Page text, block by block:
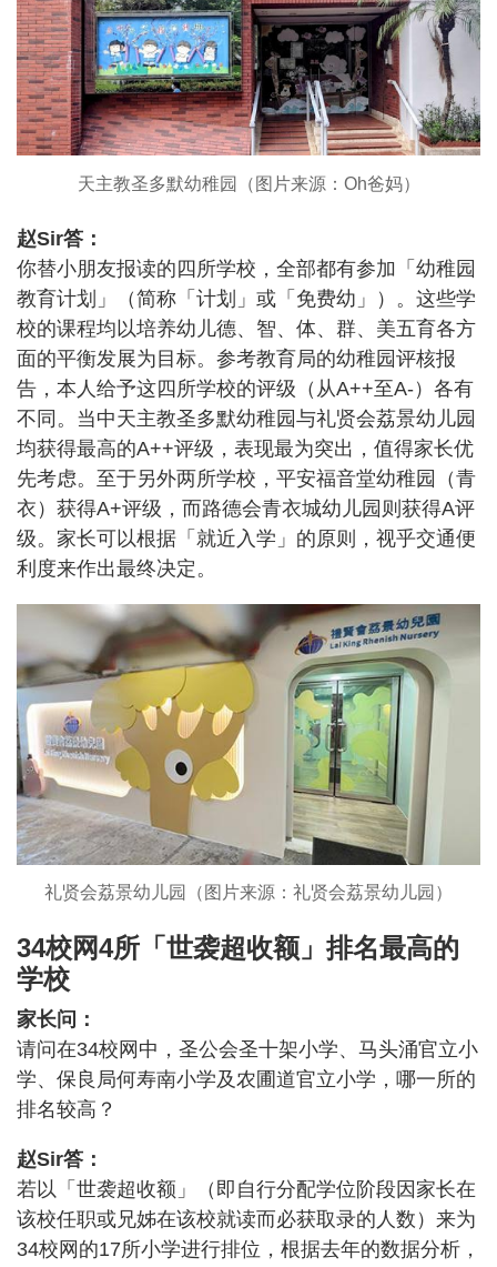
天主教圣多默幼稚园（图片来源：Oh爸妈）
赵Sir答：
你替小朋友报读的四所学校，全部都有参加「幼稚园
教育计划」（简称「计划」或「免费幼」）。这些学
校的课程均以培养幼儿德、智、体、群、美五育各方
面的平衡发展为目标。参考教育局的幼稚园评核报
告，本人给予这四所学校的评级（从A++至A-）各有
不同。当中天主教圣多默幼稚园与礼贤会荔景幼儿园
均获得最高的A++评级，表现最为突出，值得家长优
先考虑。至于另外两所学校，平安福音堂幼稚园（青
衣）获得A+评级，而路德会青衣城幼儿园则获得A评
级。家长可以根据「就近入学」的原则，视乎交通便
利度来作出最终决定。
礼贤会荔景幼儿园（图片来源：礼贤会荔景幼儿园）
34校网4所「世袭超收额」排名最高的
学校
家长问：
请问在34校网中，圣公会圣十架小学、马头涌官立小
学、保良局何寿南小学及农圃道官立小学，哪一所的
排名较高？
赵Sir答：
若以「世袭超收额」（即自行分配学位阶段因家长在
该校任职或兄姊在该校就读而必获取录的人数）来为
34校网的17所小学进行排位，根据去年的数据分析，